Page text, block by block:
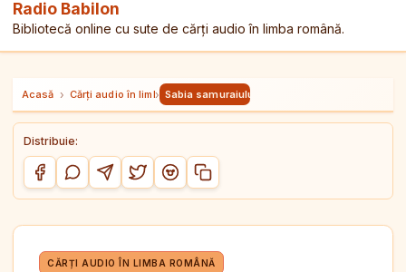
Radio Babilon
Bibliotecă online cu sute de cărți audio în limba română.
Acasă › Cărți audio în limba română
› Sabia samuraiului de Barry Eisler
Distribuie:
Distribuie pe Facebook
Distribuie pe WhatsApp
Distribuie pe Telegram
Distribuie pe Twitter/X
Distribuie pe Reddit
Copiază link-ul
CĂRȚI AUDIO ÎN LIMBA ROMÂNĂ